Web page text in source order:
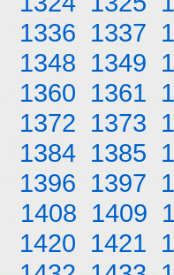
1336 1337
1348 1349
1360 1361
1372 1373
1384 1385
1396 1397
1408 1409
1420 1421